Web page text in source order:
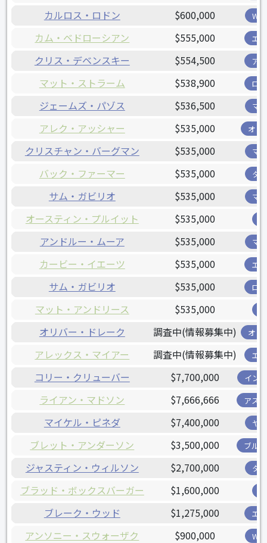
カルロス・ロドン $600,000 W
カム・ベドローシアン $555,000 エ
クリス・デベンスキー $554,500 ア
マット・ストラーム $538,900 ロ
ジェームズ・パゾス $536,500 マ
アレク・アッシャー $535,000 オリ
クリスチャン・バーグマン $535,000 マ
バック・ファーマー $535,000 タ
サム・ガビリオ $535,000 マ
オースティン・プルイット $535,000
アンドルー・ムーア $535,000 マ
カービー・イエーツ $535,000 エ
サム・ガビリオ $535,000 ロ
マット・アンドリース $535,000
オリバー・ドレーク 調査中(情報募集中) オリ
アレックス・マイアー 調査中(情報募集中) エ
コリー・クリューバー $7,700,000 イン
ライアン・マドソン $7,666,666 アス
マイケル・ピネダ $7,400,000 ヤ
ブレット・アンダーソン $3,500,000 ブル
ジャスティン・ウィルソン $2,700,000 タ
ブラッド・ボックスバーガー $1,600,000
ブレーク・ウッド $1,275,000 エ
アンソニー・スウォーザク $900,000 W